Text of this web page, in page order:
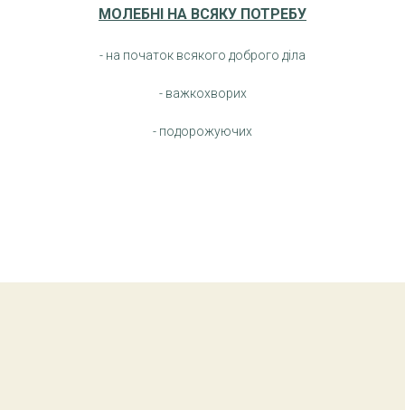
МОЛЕБНІ НА ВСЯКУ ПОТРЕБУ
- на початок всякого доброго діла
- важкохворих
- подорожуючих